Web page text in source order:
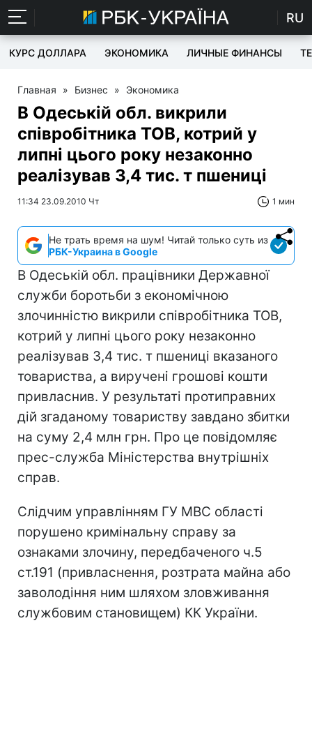
RU
КУРС ДОЛЛАРА ЭКОНОМИКА ЛИЧНЫЕ ФИНАНСЫ
Главная » Бизнес » Экономика
В Одеській обл. викрили
співробітника ТОВ, котрий у
липні цього року незаконно
реалізував 3,4 тис. т пшениці
11:34 23.09.2010 Чт 1 мин
Не трать время на шум! Читай только суть из
РБК-Украина в Google
В Одеській обл. працівники Державної
служби боротьби з економічною
злочинністю викрили співробітника ТОВ,
котрий у липні цього року незаконно
реалізував 3,4 тис. т пшениці вказаного
товариства, а виручені грошові кошти
привласнив. У результаті протиправних
дій згаданому товариству завдано збитки
на суму 2,4 млн грн. Про це повідомляє
прес-служба Міністерства внутрішніх
справ.
Слідчим управлінням ГУ МВС області
порушено кримінальну справу за
ознаками злочину, передбаченого ч.5
ст.191 (привласнення, розтрата майна або
заволодіння ним шляхом зловживання
службовим становищем) КК України.